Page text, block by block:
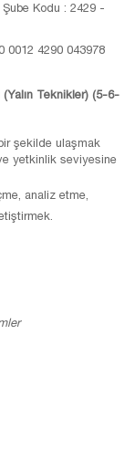
Kodu : 2429 -
0012 4290 043978
Teknikler) (5-6-
şekilde ulaşmak
yetkinlik seviyesine
analiz etme,